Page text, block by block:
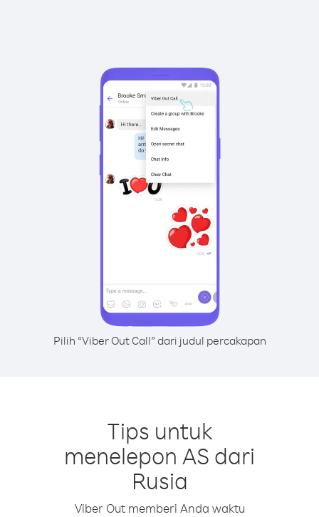
Pilih “Viber Out Call” dari judul percakapan
Tips untuk
menelepon AS dari
Rusia
Viber Out memberi Anda waktu